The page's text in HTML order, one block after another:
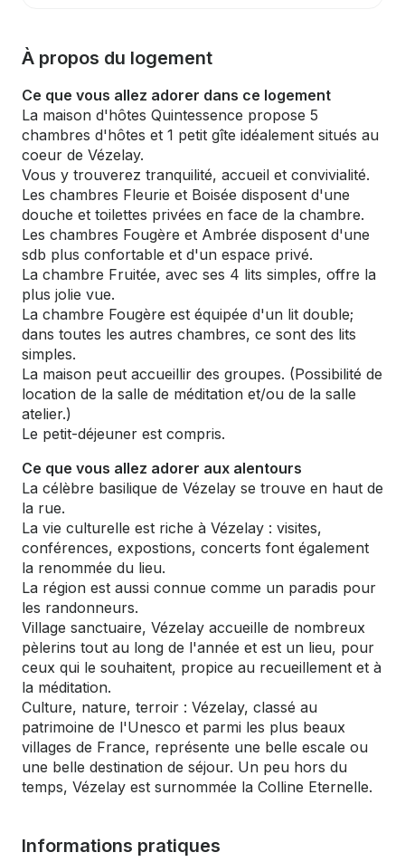
À propos du logement
Ce que vous allez adorer dans ce logement
La maison d'hôtes Quintessence propose 5
chambres d'hôtes et 1 petit gîte idéalement situés au
coeur de Vézelay.
Vous y trouverez tranquilité, accueil et convivialité.
Les chambres Fleurie et Boisée disposent d'une
douche et toilettes privées en face de la chambre.
Les chambres Fougère et Ambrée disposent d'une
sdb plus confortable et d'un espace privé.
La chambre Fruitée, avec ses 4 lits simples, offre la
plus jolie vue.
La chambre Fougère est équipée d'un lit double;
dans toutes les autres chambres, ce sont des lits
simples.
La maison peut accueillir des groupes. (Possibilité de
location de la salle de méditation et/ou de la salle
atelier.)
Le petit-déjeuner est compris.
Ce que vous allez adorer aux alentours
La célèbre basilique de Vézelay se trouve en haut de
la rue.
La vie culturelle est riche à Vézelay : visites,
conférences, expostions, concerts font également
la renommée du lieu.
La région est aussi connue comme un paradis pour
les randonneurs.
Village sanctuaire, Vézelay accueille de nombreux
pèlerins tout au long de l'année et est un lieu, pour
ceux qui le souhaitent, propice au recueillement et à
la méditation.
Culture, nature, terroir : Vézelay, classé au
patrimoine de l'Unesco et parmi les plus beaux
villages de France, représente une belle escale ou
une belle destination de séjour. Un peu hors du
temps, Vézelay est surnommée la Colline Eternelle.
Informations pratiques